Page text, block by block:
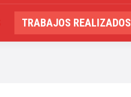
TRABAJOS REALIZADOS